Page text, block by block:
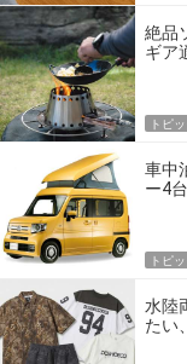
絶品
ギア
トピ
車中
ー4
トピ
水陸
たい